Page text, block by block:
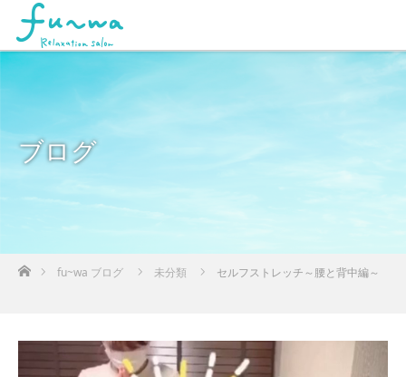
ブログ
ホームfu~wa ブログ 未分類 セルフストレッチ～腰と背中編～